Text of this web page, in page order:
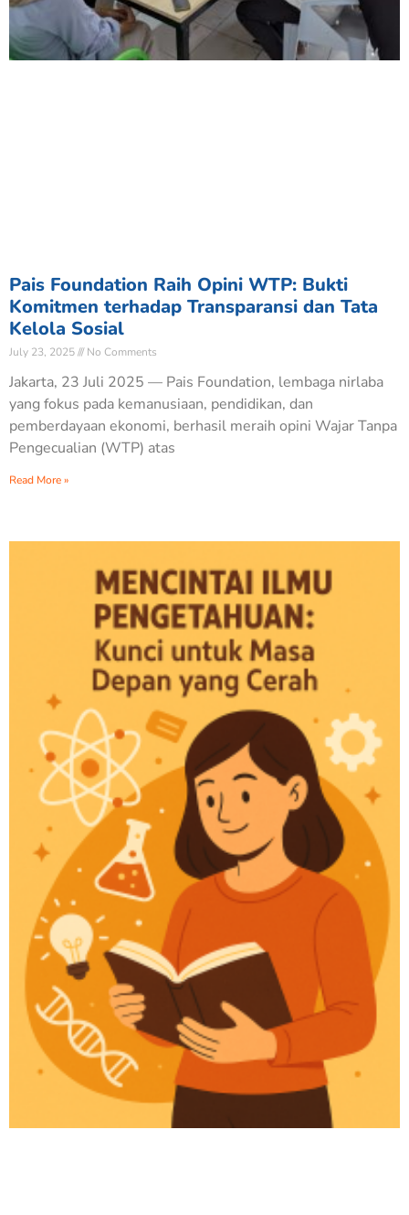
Pais Foundation Raih Opini WTP: Bukti
Komitmen terhadap Transparansi dan Tata
Kelola Sosial
July 23, 2025 No Comments
Jakarta, 23 Juli 2025 — Pais Foundation, lembaga nirlaba
yang fokus pada kemanusiaan, pendidikan, dan
pemberdayaan ekonomi, berhasil meraih opini Wajar Tanpa
Pengecualian (WTP) atas
Read More »